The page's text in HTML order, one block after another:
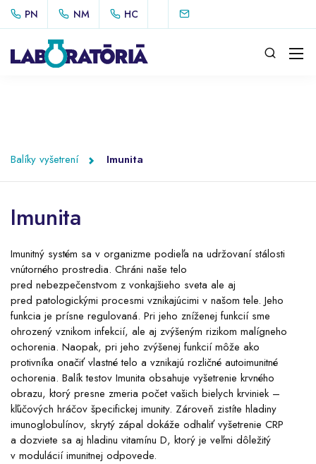
PN NM HC
Balíky vyšetrení Imunita
Imunita
Imunitný systém sa v organizme podieľa na udržovaní stálosti
vnútorného prostredia. Chráni naše telo
pred nebezpečenstvom z vonkajšieho sveta ale aj
pred patologickými procesmi vznikajúcimi v našom tele. Jeho
funkcia je prísne regulovaná. Pri jeho zníženej funkcií sme
ohrozený vznikom infekcií, ale aj zvýšeným rizikom malígneho
ochorenia. Naopak, pri jeho zvýšenej funkcií môže ako
protivníka onačiť vlastné telo a vznikajú rozličné autoimunitné
ochorenia. Balík testov Imunita obsahuje vyšetrenie krvného
obrazu, ktorý presne zmeria počet vašich bielych krviniek –
kľúčových hráčov špecifickej imunity. Zároveň zistíte hladiny
imunoglobulínov, skrytý zápal dokáže odhaliť vyšetrenie CRP
a dozviete sa aj hladinu vitamínu D, ktorý je veľmi dôležitý
v modulácií imunitnej odpovede.